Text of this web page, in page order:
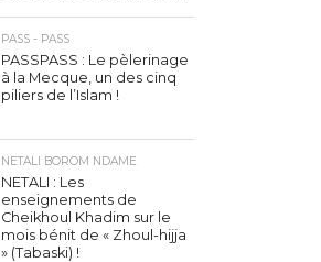
PASS - PASS
PASSPASS : Le pèlerinage
à la Mecque, un des cinq
piliers de l’Islam !
NETALI BOROM NDAME
NETALI : Les
enseignements de
Cheikhoul Khadim sur le
mois bénit de « Zhoul-hijja
» (Tabaski) !